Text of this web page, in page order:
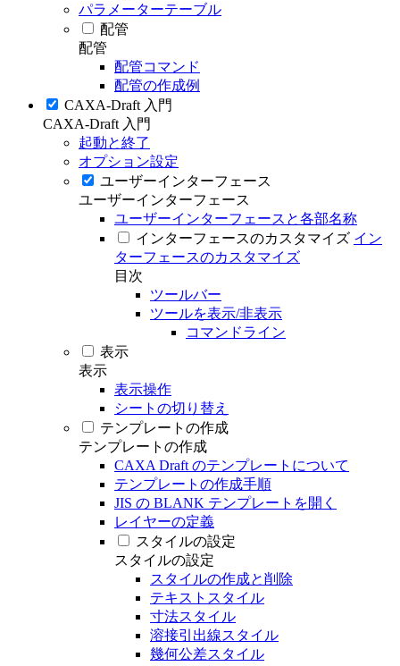
パラメーターテーブル
配管
配管
配管コマンド
配管の作成例
CAXA-Draft 入門
CAXA-Draft 入門
起動と終了
オプション設定
ユーザーインターフェース
ユーザーインターフェース
ユーザーインターフェースと各部名称
インターフェースのカスタマイズ イン
ターフェースのカスタマイズ
目次
ツールバー
ツールを表示/非表示
コマンドライン
表示
表示
表示操作
シートの切り替え
テンプレートの作成
テンプレートの作成
CAXA Draft のテンプレートについて
テンプレートの作成手順
JIS の BLANK テンプレートを開く
レイヤーの定義
スタイルの設定
スタイルの設定
スタイルの作成と削除
テキストスタイル
寸法スタイル
溶接引出線スタイル
幾何公差スタイル